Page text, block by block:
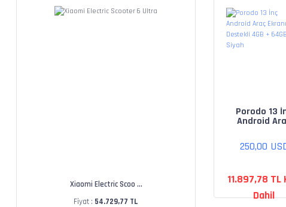
Xiaomi Electric Scoo ...
Fiyat : 54.729,77 TL
Porodo 13
Android
Destekli 4GB
64GB -
250,00
11.897,78 TL
Dahil